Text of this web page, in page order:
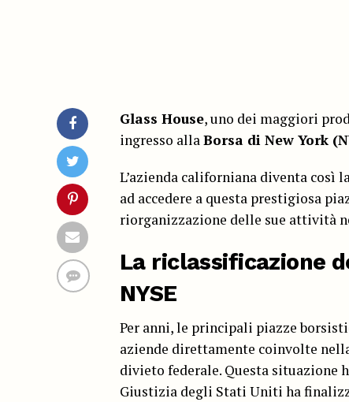
Glass House, uno dei maggiori
ingresso alla Borsa di New York
L’azienda californiana diventa così
ad accedere a questa prestigiosa
riorganizzazione delle sue attività
La riclassificazione
NYSE
Per anni, le principali piazze
aziende direttamente coinvolte
divieto federale. Questa situazione
Giustizia degli Stati Uniti ha